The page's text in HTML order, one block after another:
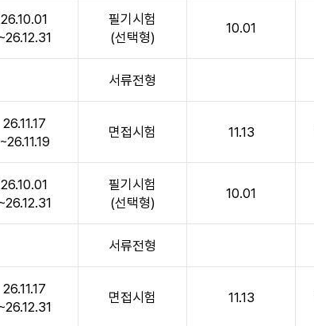
26.10.01
~26.12.31
필기시험
(선택형)
10.01
서류전형
26.11.17
~26.11.19
면접시험 11.13
26.10.01
~26.12.31
필기시험
(선택형)
10.01
서류전형
26.11.17
~26.12.31
면접시험 11.13